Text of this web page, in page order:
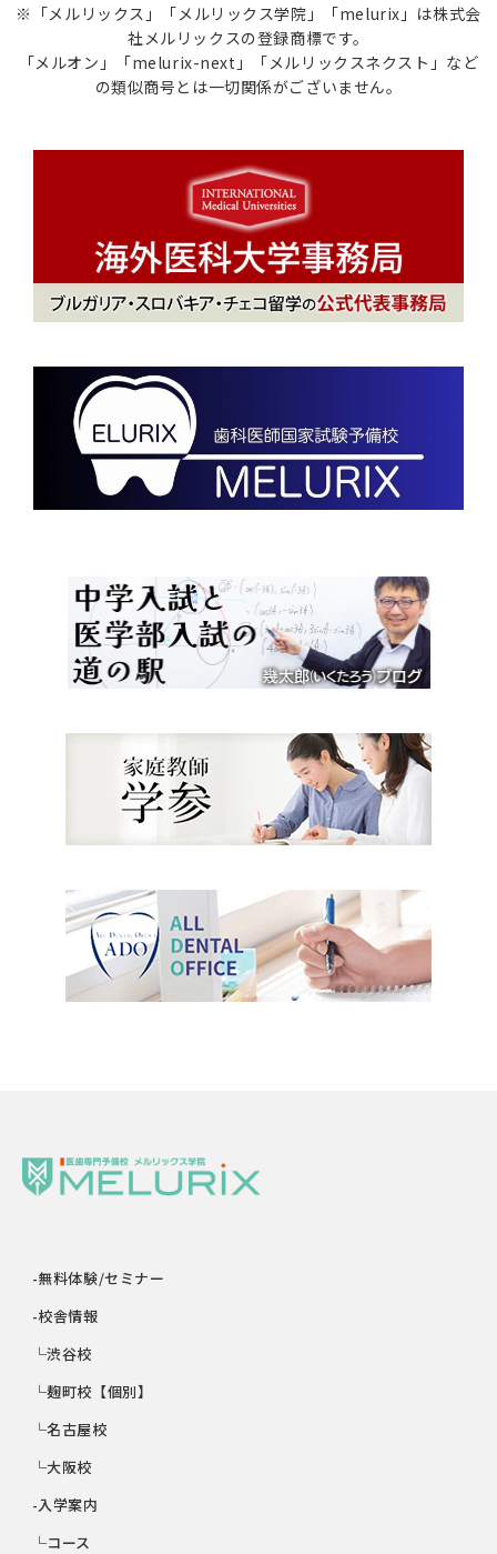
※「メルリックス」「メルリックス学院」「melurix」は株式会
社メルリックスの登録商標です。
「メルオン」「melurix-next」「メルリックスネクスト」など
の類似商号とは一切関係がございません。
-無料体験/セミナー
-校舎情報
└渋谷校
└麹町校【個別】
└名古屋校
└大阪校
-入学案内
└コース